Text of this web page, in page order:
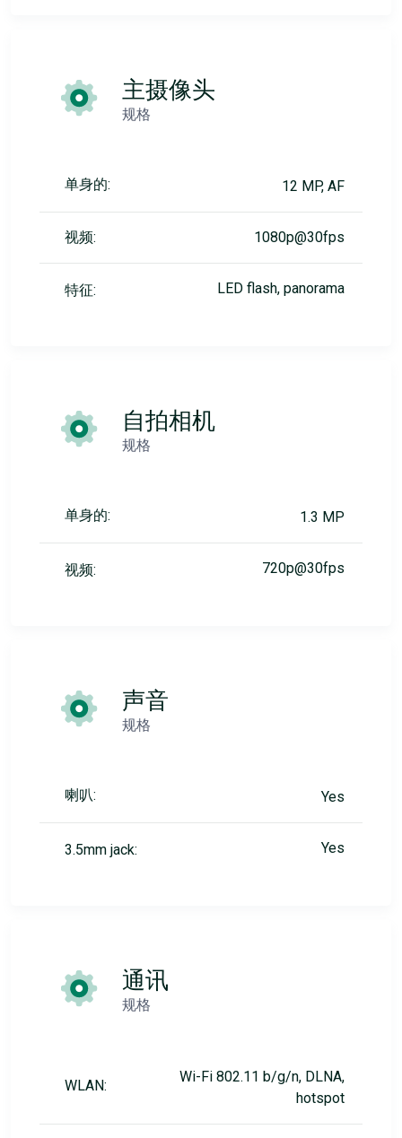
主摄像头
规格
单身的: 12 MP, AF
视频: 1080p@30fps
特征: LED flash, panorama
自拍相机
规格
单身的: 1.3 MP
视频: 720p@30fps
声音
规格
喇叭: Yes
3.5mm jack: Yes
通讯
规格
WLAN:
Wi-Fi 802.11 b/g/n, DLNA,
hotspot